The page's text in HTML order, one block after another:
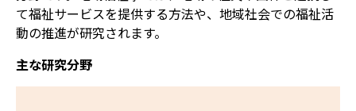
て福祉サービスを提供する方法や、地域社会での福祉活
動の推進が研究されます。
主な研究分野